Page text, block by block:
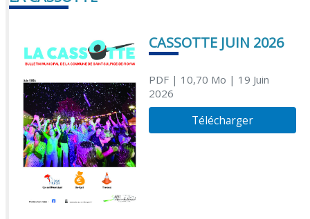
CASSOTTE JUIN 2026
PDF| 10,70 Mo | 19 Juin
2026
Télécharger